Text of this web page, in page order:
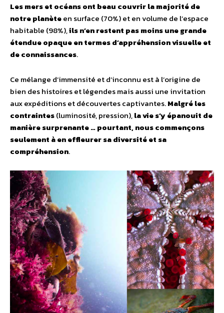
Les mers et océans ont beau couvrir la majorité de
notre planèteen surface (70%) et en volume de l’espace
habitable (98%),ils n’en restent pas moins une grande
étendue opaque en termes d’appréhension visuelle et
de connaissances.
Ce mélange d’immensité et d’inconnu est à l’origine de
bien des histoires et légendes mais aussi une invitation
aux expéditions et découvertes captivantes.Malgré les
contraintes(luminosité, pression),la vie s’y épanouit de
manière surprenante … pourtant, nous commençons
seulement à en effleurer sa diversité et sa
compréhension.